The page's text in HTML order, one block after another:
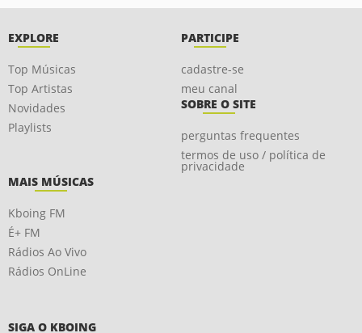
EXPLORE
Top Músicas
Top Artistas
Novidades
Playlists
PARTICIPE
cadastre-se
meu canal
SOBRE O SITE
perguntas frequentes
termos de uso / política de
privacidade
MAIS MÚSICAS
Kboing FM
É+ FM
Rádios Ao Vivo
Rádios OnLine
SIGA O KBOING